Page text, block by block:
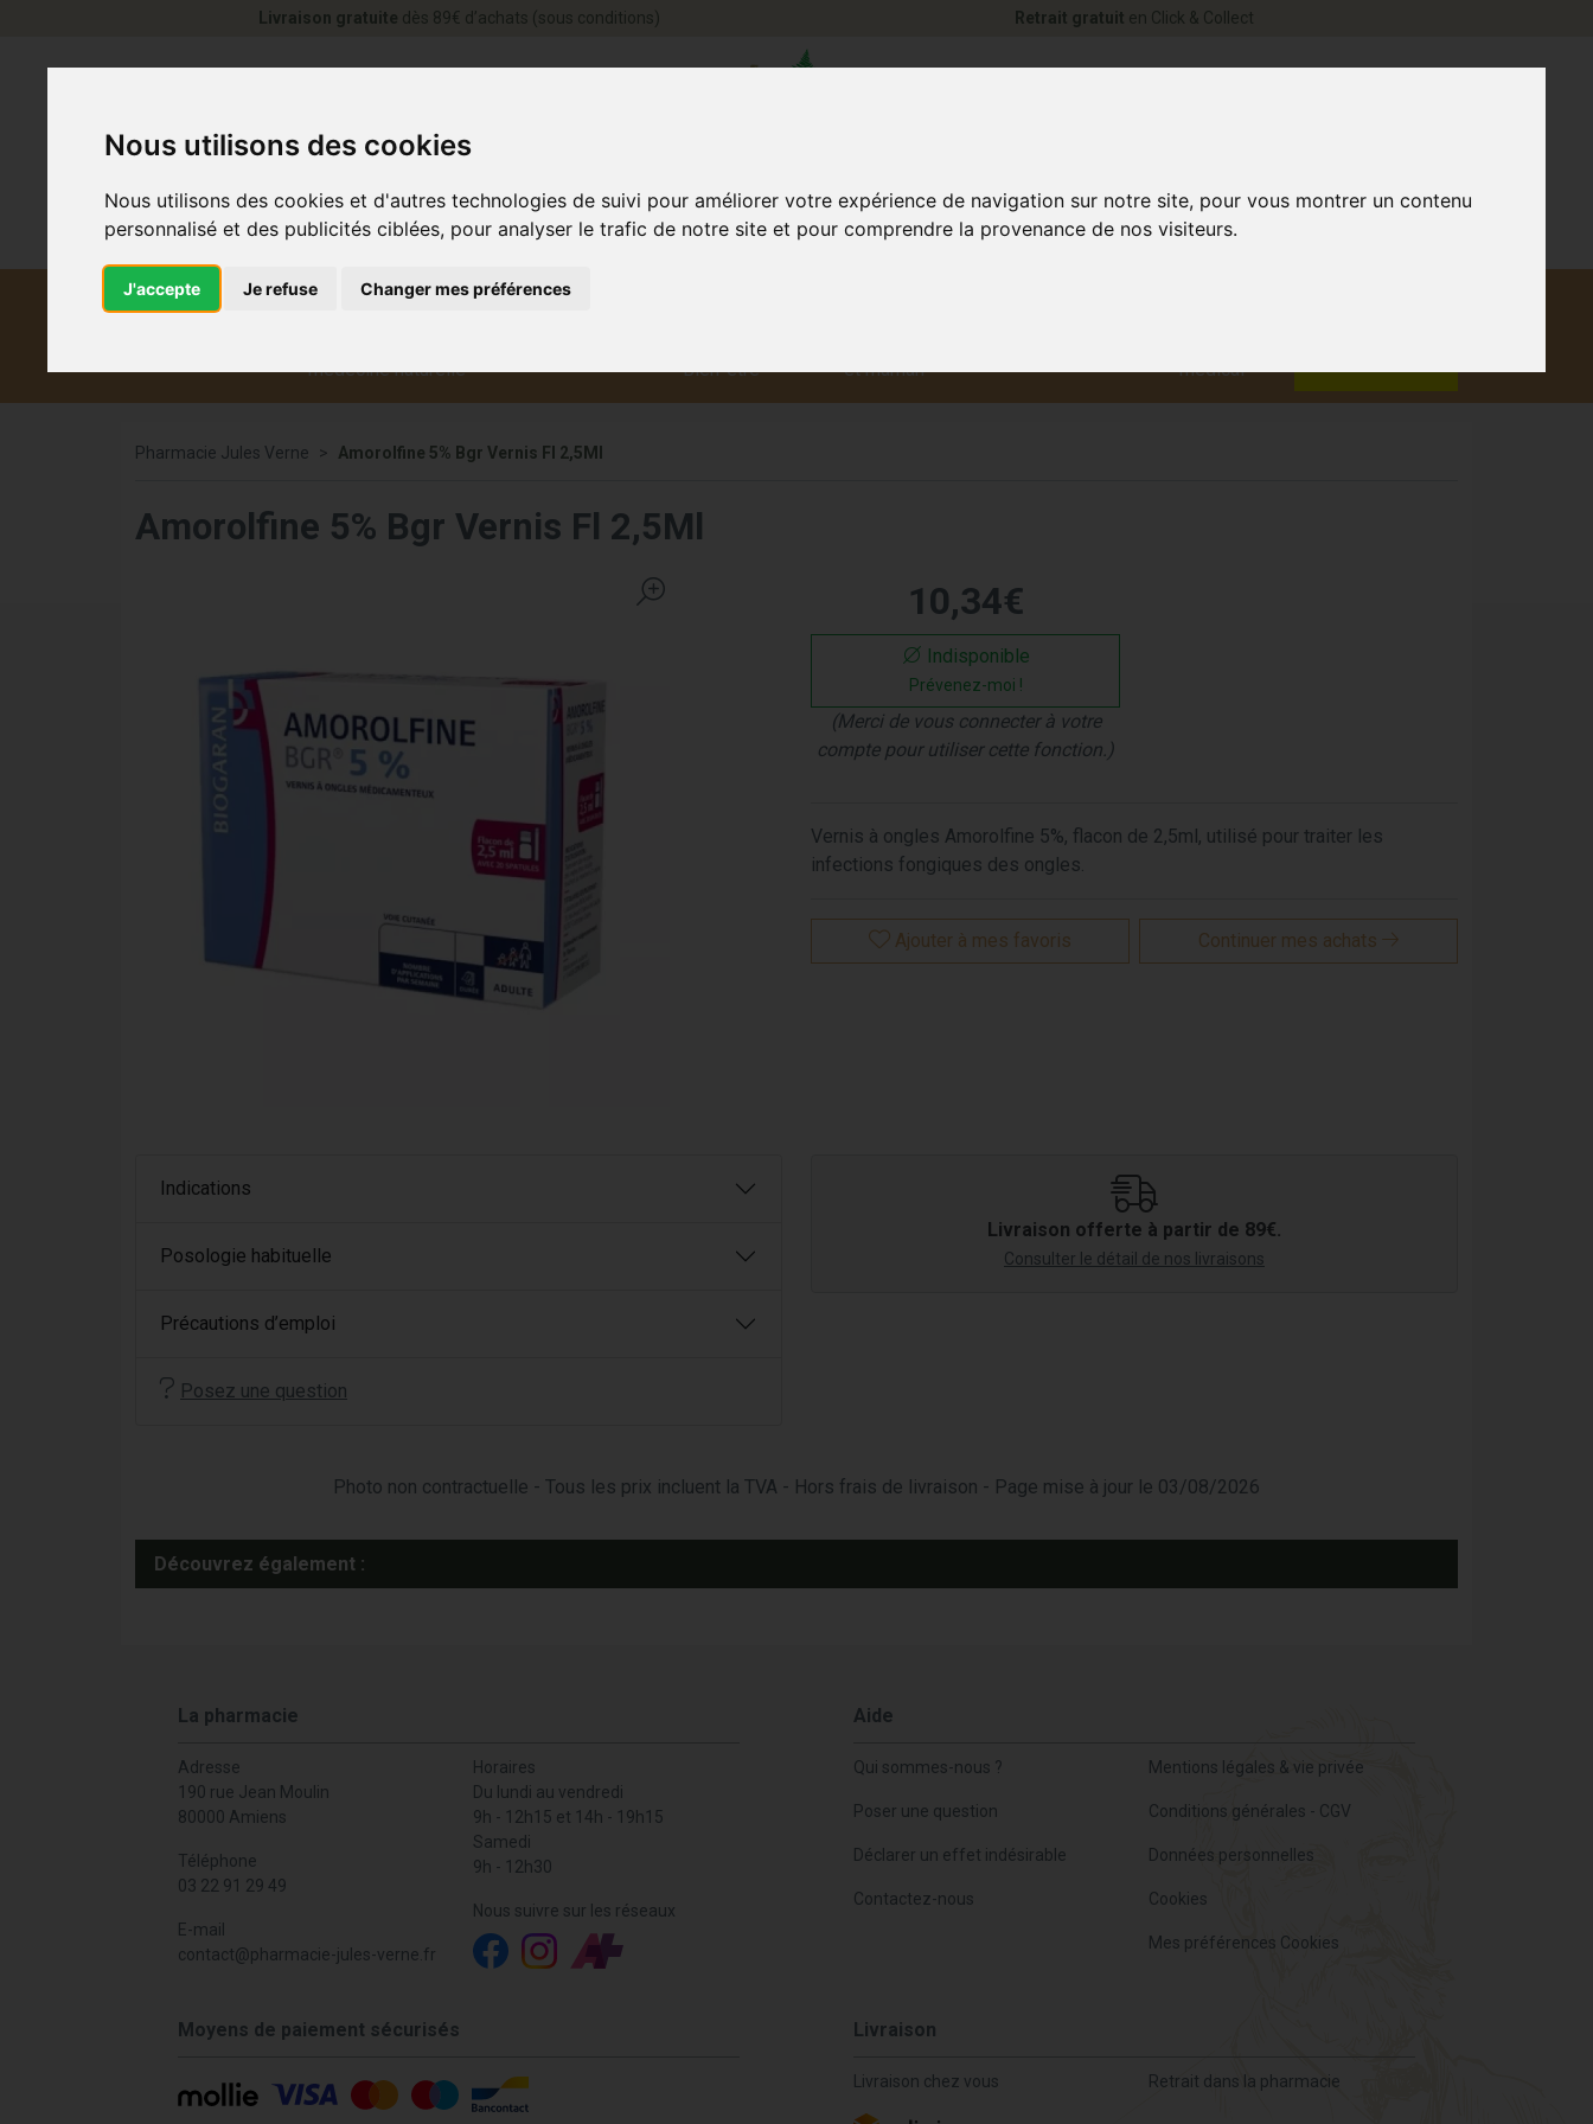
Nous utilisons des cookies
Nous utilisons des cookies et d'autres technologies de suivi pour améliorer votre expérience de navigation sur notre site, pour vous montrer un contenu
personnalisé et des publicités ciblées, pour analyser le trafic de notre site et pour comprendre la provenance de nos visiteurs.
J'accepte Je refuse Changer mes préférences
Livraison gratuite dès 89€ d’achats (sous conditions) Retrait gratuit en Click & Collect
médecine naturelle
Bien-être
et maman
médical
Pharmacie Jules Verne Amorolfine 5% Bgr Vernis Fl 2,5Ml
Amorolfine 5% Bgr Vernis Fl 2,5Ml
10,34€
Indisponible
Prévenez-moi !
(Merci de vous connecter à votre
compte pour utiliser cette fonction.)
Vernis à ongles Amorolfine 5%, flacon de 2,5ml, utilisé pour traiter les
infections fongiques des ongles.
Ajouter à mes favoris Continuer mes achats
Indications
Posologie habituelle
Précautions d’emploi
Posez une question
Livraison offerte à partir de 89€.
Consulter le détail de nos livraisons
Photo non contractuelle - Tous les prix incluent la TVA - Hors frais de livraison - Page mise à jour le 03/08/2026
Découvrez également :
La pharmacie
Adresse
190 rue Jean Moulin
80000 Amiens
Téléphone
03 22 91 29 49
E-mail
contact@pharmacie-jules-verne.fr
Horaires
Du lundi au vendredi
9h - 12h15 et 14h - 19h15
Samedi
9h - 12h30
Nous suivre sur les réseaux
Aide
Qui sommes-nous ?
Poser une question
Déclarer un effet indésirable
Contactez-nous
Mentions légales & vie privée
Conditions générales - CGV
Données personnelles
Cookies
Mes préférences Cookies
Moyens de paiement sécurisés Livraison
Livraison chez vous Retrait dans la pharmacie